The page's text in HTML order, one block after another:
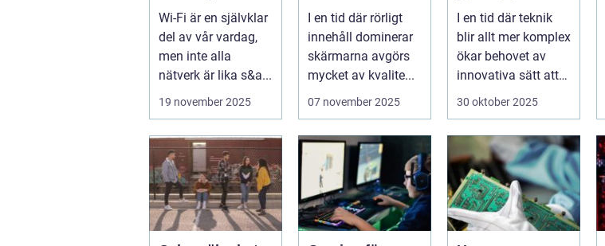
och offentlig Wi-
Fi-säkerhet?
Wi-Fi är en självklar
del av vår vardag,
men inte alla
nätverk är lika s&a...
19 november 2025
varumärken
I en tid där rörligt
innehåll dominerar
skärmarna avgörs
mycket av kvalite...
07 november 2025
virtuella miljöer
I en tid där teknik
blir allt mer komplex
ökar behovet av
innovativa sätt att
ge supp...
30 oktober 2025